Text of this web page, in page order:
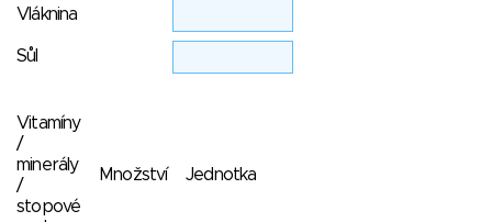
Vláknina
Sůl
Vitamíny
/
minerály
/
stopové
Množství Jednotka